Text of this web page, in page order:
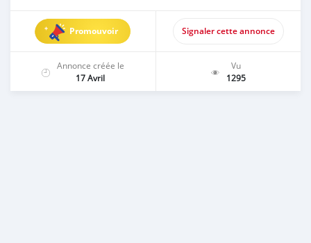
Promouvoir Signaler cette annonce
Annonce créée le
17 Avril
Vu
1295